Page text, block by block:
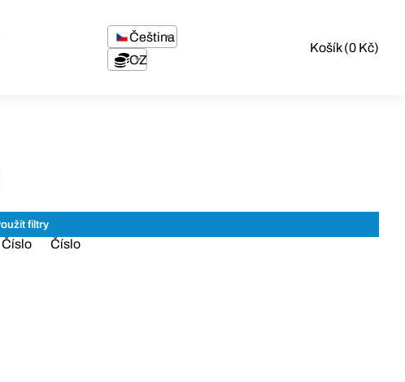
Čeština
CZK
Košík (0 Kč)
Číslo Číslo